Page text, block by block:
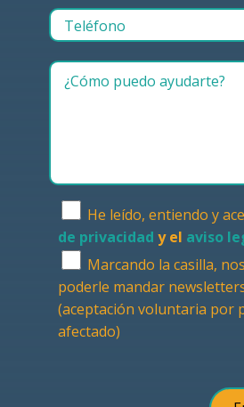
He leído, entiendo y
de privacidad y el aviso
Marcando la casilla,
poderle mandar
(aceptación voluntaria por
afectado)